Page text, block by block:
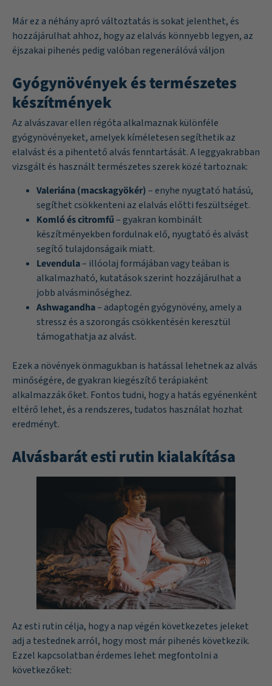
Már ez a néhány apró változtatás is sokat jelenthet, és
hozzájárulhat ahhoz, hogy az elalvás könnyebb legyen, az
éjszakai pihenés pedig valóban regenerálóvá váljon
Gyógynövények és természetes
készítmények
Az alvászavar ellen régóta alkalmaznak különféle
gyógynövényeket, amelyek kíméletesen segíthetik az
elalvást és a pihentető alvás fenntartását. A leggyakrabban
vizsgált és használt természetes szerek közé tartoznak:
Valeriána (macskagyökér)– enyhe nyugtató hatású,
segíthet csökkenteni az elalvás előtti feszültséget.
Komló és citromfű– gyakran kombinált
készítményekben fordulnak elő, nyugtató és alvást
segítő tulajdonságaik miatt.
Levendula– illóolaj formájában vagy teában is
alkalmazható, kutatások szerint hozzájárulhat a
jobb alvásminőséghez.
Ashwagandha– adaptogén gyógynövény, amely a
stressz és a szorongás csökkentésén keresztül
támogathatja az alvást.
Ezek a növények önmagukban is hatással lehetnek az alvás
minőségére, de gyakran kiegészítő terápiaként
alkalmazzák őket. Fontos tudni, hogy a hatás egyénenként
eltérő lehet, és a rendszeres, tudatos használat hozhat
eredményt.
Alvásbarát esti rutin kialakítása
Az esti rutin célja, hogy a nap végén következetes jeleket
adj a testednek arról, hogy most már pihenés következik.
Ezzel kapcsolatban érdemes lehet megfontolni a
következőket: